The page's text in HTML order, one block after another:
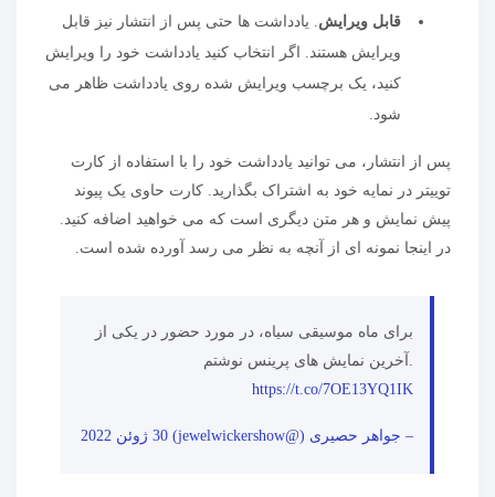
قابل ویرایش. یادداشت ها حتی پس از انتشار نیز قابل
ویرایش هستند. اگر انتخاب کنید یادداشت خود را ویرایش
کنید، یک برچسب ویرایش شده روی یادداشت ظاهر می
شود.
پس از انتشار، می توانید یادداشت خود را با استفاده از کارت
توییتر در نمایه خود به اشتراک بگذارید. کارت حاوی یک پیوند
پیش نمایش و هر متن دیگری است که می خواهید اضافه کنید.
در اینجا نمونه ای از آنچه به نظر می رسد آورده شده است.
برای ماه موسیقی سیاه، در مورد حضور در یکی از
آخرین نمایش های پرینس نوشتم.
https://t.co/7OE13YQ1IK
– جواهر حصیری (@jewelwickershow) 30 ژوئن 2022